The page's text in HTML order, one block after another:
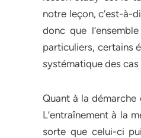
notre leçon, c’est-à-
donc que
particuliers, certains
systématique des
Quant à la
L’entraînement à la
sorte que celui-ci